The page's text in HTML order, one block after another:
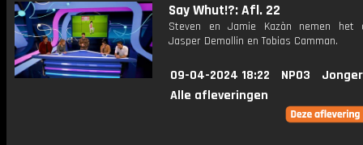
Say Whut!?: Afl. 22
Steven en Jamie Kazàn nemen het
Jasper Demollin en Tobias Camman.
09-04-2024 18:22 NPO3
Alle afleveringen